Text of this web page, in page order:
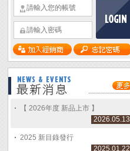
【 2026年度 新品上市 】
2026.05.13
2025 新目錄發行
2025.01.22